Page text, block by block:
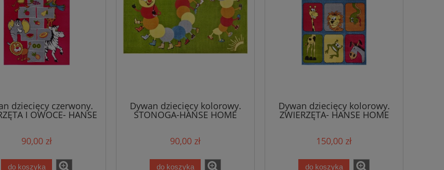
dziecięcy czerwony.
I OWOCE- HANSE
HOME 80x150cm
90,00 zł
do koszyka
Dywan dziecięcy kolorowy.
STONOGA-HANSE HOME
90,00 zł
do koszyka
Dywan dziecięcy kolorowy.
ZWIERZĘTA- HANSE HOME
120x170cm
150,00 zł
do koszyka